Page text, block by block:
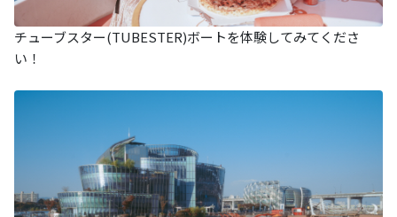
チューブスター(TUBESTER)ボートを体験してみてくださ
い！